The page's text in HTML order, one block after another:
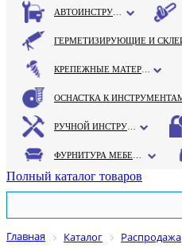
Полный каталог товаров
Главная Каталог Распродажа